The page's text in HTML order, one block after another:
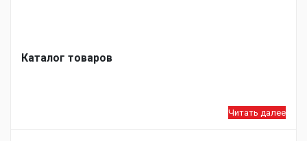
Каталог товаров
Читать далее